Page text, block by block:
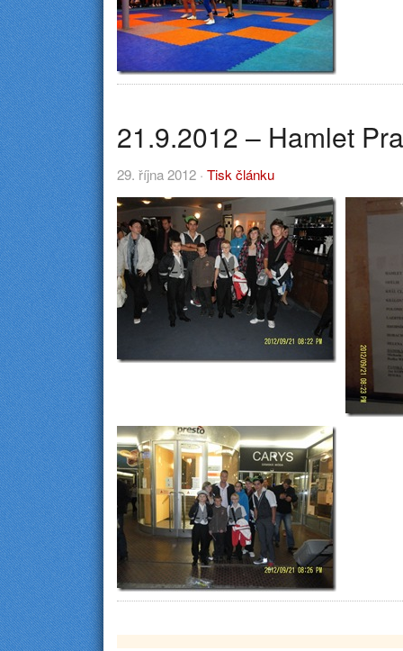
21.9.2012 – Hamlet
29. října 2012 · Tisk článku